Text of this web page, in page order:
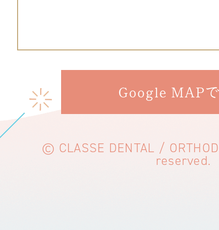
Google MAP
© CLASSE DENTAL /
reserved.